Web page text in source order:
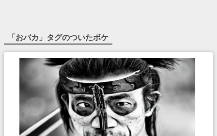
「おバカ 」タグのついたボケ